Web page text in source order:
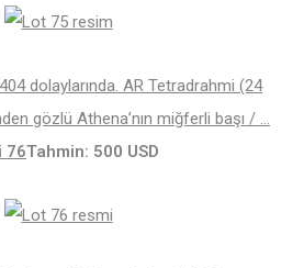
dolaylarında. AR Tetradrahmi (24
gözlü Athena’nın miğferli başı / …
76Tahmin: 500 USD